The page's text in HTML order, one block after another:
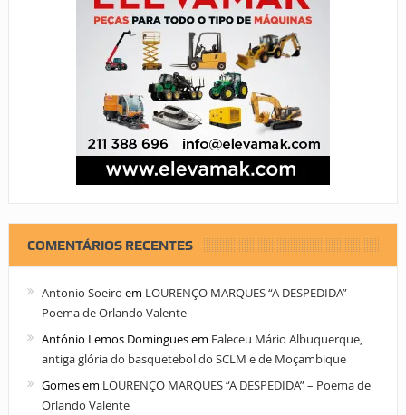
COMENTÁRIOS RECENTES
Antonio Soeiro em LOURENÇO MARQUES “A DESPEDIDA” –
Poema de Orlando Valente
António Lemos Dominguesem Faleceu Mário Albuquerque,
antiga glória do basquetebol do SCLM e de Moçambique
Gomesem LOURENÇO MARQUES “A DESPEDIDA” – Poema de
Orlando Valente